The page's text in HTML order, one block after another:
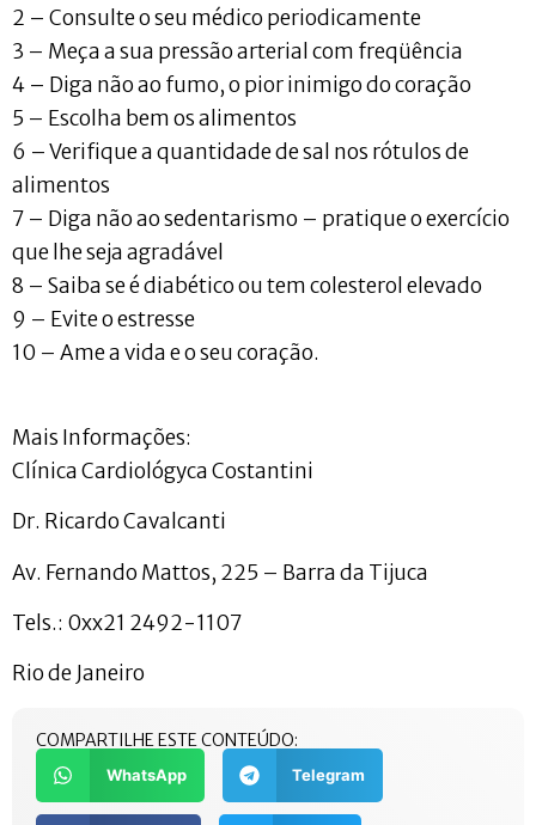
2 – Consulte o seu médico periodicamente
3 – Meça a sua pressão arterial com freqüência
4 – Diga não ao fumo, o pior inimigo do coração
5 – Escolha bem os alimentos
6 – Verifique a quantidade de sal nos rótulos de
alimentos
7 – Diga não ao sedentarismo – pratique o exercício
que lhe seja agradável
8 – Saiba se é diabético ou tem colesterol elevado
9 – Evite o estresse
10 – Ame a vida e o seu coração.
Mais Informações:
Clínica Cardiológyca Costantini
Dr. Ricardo Cavalcanti
Av. Fernando Mattos, 225 – Barra da Tijuca
Tels.: 0xx21 2492-1107
Rio de Janeiro
COMPARTILHE ESTE CONTEÚDO:
WhatsApp Telegram